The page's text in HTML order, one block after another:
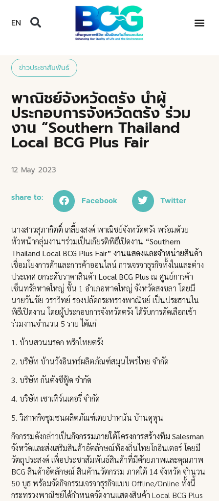
EN
ข่าวประชาสัมพันธ์
พาณิชย์จังหวัดตรัง นำผู้
ประกอบการจังหวัดตรัง ร่วม
งาน “Southern Thailand
Local BCG Plus Fair
12 May 2023
share to: Facebook Twitter
นางสาวสุภากิตติ์ เกลี้ยงสงค์ พาณิชย์จังหวัดตรัง พร้อมด้วย
หัวหน้ากลุ่มงานฯร่วมเป็นเกียรติพิธีเปิดงาน “Southern
Thailand Local BCG Plus Fair” งานแสดงและจำหน่ายสินค้า
เชื่อมโยงการค้าและการค้าออนไลน์ การเจรจาธุรกิจทั้งในและต่าง
ประเทศ ยกระดับราคาสินค้า Local BCG Plus ณ ศูนย์การค้า
เซ็นทรัลหาดใหญ่ ชั้น 1 อำเภอหาดใหญ่ จังหวัดสงขลา โดยมี
นายวันชัย วราวิทย์ รองปลัดกระทรวงพาณิชย์ เป็นประธานใน
พิธีเปิดงาน โดยผู้ประกอบการจังหวัดตรัง ได้รับการคัดเลือกเข้า
ร่วมงานจำนวน 5 ราย ได้แก่
1. บ้านสวนมรดก พริกไทยตรัง
2. บริษัท บ้านวังอินทร์ผลิตภัณฑ์สมุนไพรไทย จำกัด
3. บริษัท กันตังซีฟู้ด จำกัด
4. บริษัท เซาเทิร์นเคอรี่ จำกัด
5. วิสาหกิจชุมชนผลิตภัณฑ์เตยปาหนัน บ้านดุหุน
กิจกรรมดังกล่าวเป็นกิจกรรมภายใต้โครงการสร้างทีม Salesman
จังหวัดและส่งเสริมสินค้าอัตลักษณ์ท้องถิ่นไทยโกอินเตอร์ โดยมี
วัตถุประสงค์ เพื่อประชาสัมพันธ์สินค้าที่มีศักยภาพและคุณภาพ
BCG สินค้าอัตลักษณ์ สินค้านวัตกรรม ภาคใต้ 14 จังหวัด จำนวน
50 บูธ พร้อมจัดกิจกรรมเจรจาธุรกิจแบบ Offline/Online ทั้งนี้
กระทรวงพาณิชย์ได้กำหนดจัดงานแสดงสินค้า Local BCG Plus